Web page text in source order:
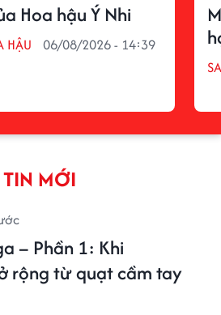
Hoa hậu Ý Nhi
HẬU 06/08/2026 - 14:39
TIN MỚI
– Phần 1: Khi
rộng từ quạt cầm tay